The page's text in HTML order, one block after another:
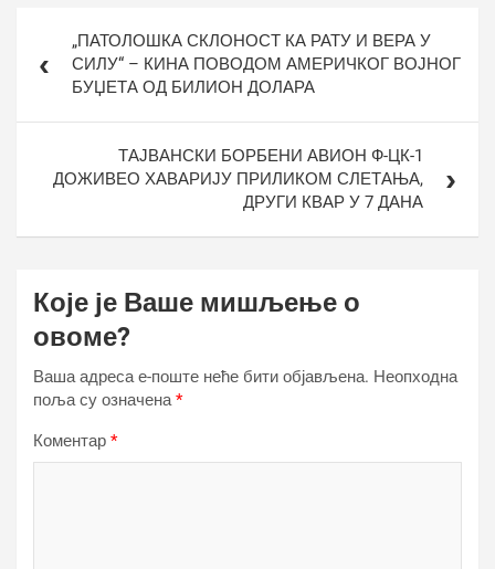
чланка„ПАТОЛОШКА СКЛОНОСТ КА РАТУ И ВЕРА У
СИЛУ“ – КИНА ПОВОДОМ АМЕРИЧКОГ ВОЈНОГ
БУЏЕТА ОД БИЛИОН ДОЛАРА
ТАЈВАНСКИ БОРБЕНИ АВИОН Ф-ЦК-1
ДОЖИВЕО ХАВАРИЈУ ПРИЛИКОМ СЛЕТАЊА,
ДРУГИ КВАР У 7 ДАНА
Које је Ваше мишљење о
овоме?
Ваша адреса е-поште неће бити објављена. Неопходна
поља су означена*
Коментар *